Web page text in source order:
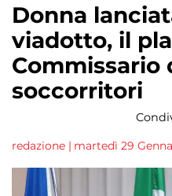
Donna
viadotto, il
Commissario
soccorritori
redazione | martedì 29